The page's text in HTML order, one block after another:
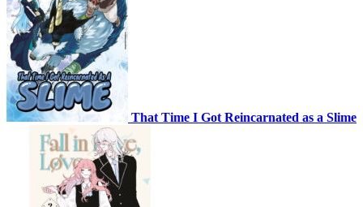
That Time I Got Reincarnated as a Slime